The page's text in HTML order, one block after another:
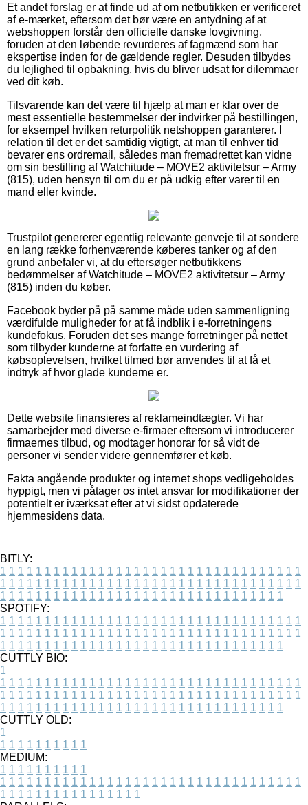
Et andet forslag er at finde ud af om netbutikken er verificeret
af e-mærket, eftersom det bør være en antydning af at
webshoppen forstår den officielle danske lovgivning,
foruden at den løbende revurderes af fagmænd som har
ekspertise inden for de gældende regler. Desuden tilbydes
du lejlighed til opbakning, hvis du bliver udsat for dilemmaer
ved dit køb.
Tilsvarende kan det være til hjælp at man er klar over de
mest essentielle bestemmelser der indvirker på bestillingen,
for eksempel hvilken returpolitik netshoppen garanterer. I
relation til det er det samtidig vigtigt, at man til enhver tid
bevarer ens ordremail, således man fremadrettet kan vidne
om sin bestilling af Watchitude – MOVE2 aktivitetsur – Army
(815), uden hensyn til om du er på udkig efter varer til en
mand eller kvinde.
Trustpilot genererer egentlig relevante genveje til at sondere
en lang række forhenværende køberes tanker og af den
grund anbefaler vi, at du eftersøger netbutikkens
bedømmelser af Watchitude – MOVE2 aktivitetsur – Army
(815) inden du køber.
Facebook byder på på samme måde uden sammenligning
værdifulde muligheder for at få indblik i e-forretningens
kundefokus. Foruden det ses mange forretninger på nettet
som tilbyder kunderne at forfatte en vurdering af
købsoplevelsen, hvilket tilmed bør anvendes til at få et
indtryk af hvor glade kunderne er.
Dette website finansieres af reklameindtægter. Vi har
samarbejder med diverse e-firmaer eftersom vi introducerer
firmaernes tilbud, og modtager honorar for så vidt de
personer vi sender videre gennemfører et køb.
Fakta angående produkter og internet shops vedligeholdes
hyppigt, men vi påtager os intet ansvar for modifikationer der
potentielt er iværksat efter at vi sidst opdaterede
hjemmesidens data.
BITLY:
1 1 1 1 1 1 1 1 1 1 1 1 1 1 1 1 1 1 1 1 1 1 1 1 1 1 1 1 1 1 1 1 1 1
1 1 1 1 1 1 1 1 1 1 1 1 1 1 1 1 1 1 1 1 1 1 1 1 1 1 1 1 1 1 1 1 1 1
1 1 1 1 1 1 1 1 1 1 1 1 1 1 1 1 1 1 1 1 1 1 1 1 1 1 1 1 1 1 1 1
SPOTIFY:
1 1 1 1 1 1 1 1 1 1 1 1 1 1 1 1 1 1 1 1 1 1 1 1 1 1 1 1 1 1 1 1 1 1
1 1 1 1 1 1 1 1 1 1 1 1 1 1 1 1 1 1 1 1 1 1 1 1 1 1 1 1 1 1 1 1 1 1
1 1 1 1 1 1 1 1 1 1 1 1 1 1 1 1 1 1 1 1 1 1 1 1 1 1 1 1 1 1 1 1
CUTTLY BIO:
1
1 1 1 1 1 1 1 1 1 1 1 1 1 1 1 1 1 1 1 1 1 1 1 1 1 1 1 1 1 1 1 1 1 1
1 1 1 1 1 1 1 1 1 1 1 1 1 1 1 1 1 1 1 1 1 1 1 1 1 1 1 1 1 1 1 1 1 1
1 1 1 1 1 1 1 1 1 1 1 1 1 1 1 1 1 1 1 1 1 1 1 1 1 1 1 1 1 1 1 1
CUTTLY OLD:
1
1 1 1 1 1 1 1 1 1 1
MEDIUM:
1 1 1 1 1 1 1 1 1 1
1 1 1 1 1 1 1 1 1 1 1 1 1 1 1 1 1 1 1 1 1 1 1 1 1 1 1 1 1 1 1 1 1 1
1 1 1 1 1 1 1 1 1 1 1 1 1 1 1 1